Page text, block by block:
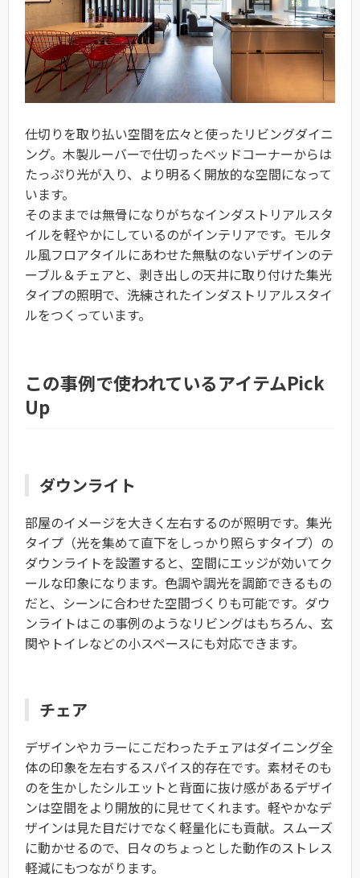
仕切りを取り払い空間を広々と使ったリビングダイニ
ング。木製ルーバーで仕切ったベッドコーナーからは
たっぷり光が入り、より明るく開放的な空間になって
います。
そのままでは無骨になりがちなインダストリアルスタ
イルを軽やかにしているのがインテリアです。モルタ
ル風フロアタイルにあわせた無駄のないデザインのテ
ーブル＆チェアと、剥き出しの天井に取り付けた集光
タイプの照明で、洗練されたインダストリアルスタイ
ルをつくっています。
この事例で使われているアイテムPick
Up
ダウンライト
部屋のイメージを大きく左右するのが照明です。集光
タイプ（光を集めて直下をしっかり照らすタイプ）の
ダウンライトを設置すると、空間にエッジが効いてク
ールな印象になります。色調や調光を調節できるもの
だと、シーンに合わせた空間づくりも可能です。ダウ
ンライトはこの事例のようなリビングはもちろん、玄
関やトイレなどの小スペースにも対応できます。
チェア
デザインやカラーにこだわったチェアはダイニング全
体の印象を左右するスパイス的存在です。素材そのも
のを生かしたシルエットと背面に抜け感があるデザイ
ンは空間をより開放的に見せてくれます。軽やかなデ
ザインは見た目だけでなく軽量化にも貢献。スムーズ
に動かせるので、日々のちょっとした動作のストレス
軽減にもつながります。